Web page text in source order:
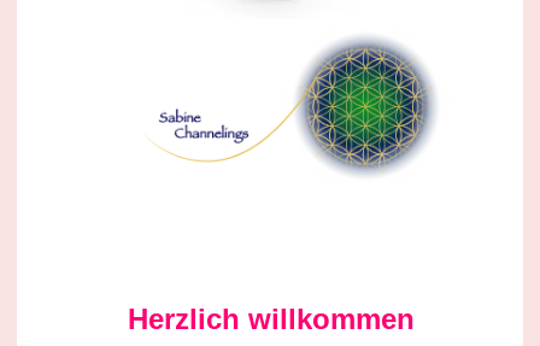
Herzlich willkommen